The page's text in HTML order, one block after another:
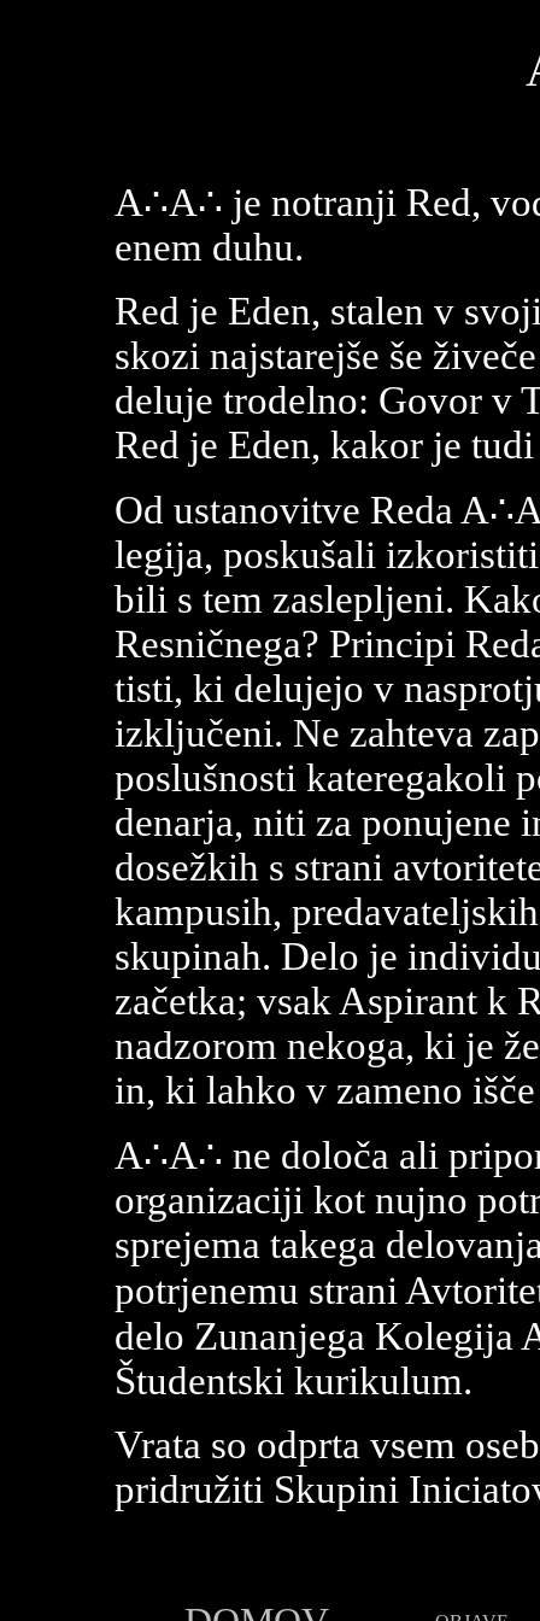
A∴A∴ je notranji Red,
enem duhu.
Red je Eden, stalen v
skozi najstarejše še
deluje trodelno: Govor v
Red je Eden, kakor je
Od ustanovitve Reda
legija, poskušali
bili s tem zaslepljeni.
Resničnega? Principi
tisti, ki delujejo v
izključeni. Ne zahteva
poslušnosti kateregakoli
denarja, niti za ponujene
dosežkih s strani
kampusih,
skupinah. Delo je
začetka; vsak Aspirant k
nadzorom nekoga, ki je
in, ki lahko v zameno
A∴A∴ ne določa ali
organizaciji kot nujno
sprejema takega
potrjenemu strani
delo Zunanjega Kolegija
Študentski kurikulum.
Vrata so odprta vsem
pridružiti Skupini